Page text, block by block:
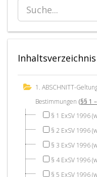
Inhaltsverzeichnis
1. ABSCHNITT-
Bestimmungen (§§ 1
§ 1 ExSV 1996
§ 2 ExSV 1996
§ 3 ExSV 1996
§ 4 ExSV 1996
§ 5 ExSV 1996